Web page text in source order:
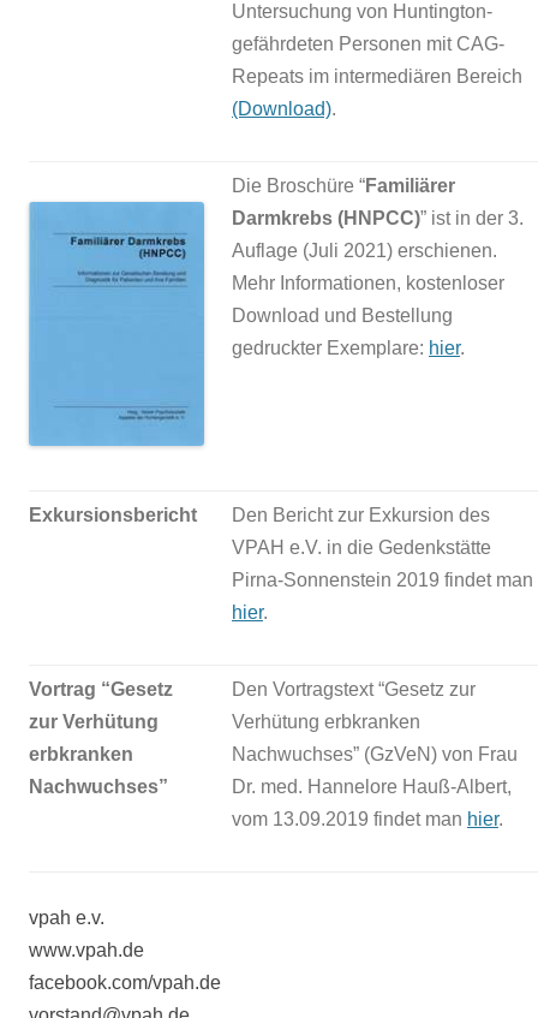
Untersuchung von Huntington-
gefährdeten Personen mit CAG-
Repeats im intermediären Bereich
(Download).
Die Broschüre “Familiärer
Darmkrebs (HNPCC)” ist in der 3.
Auflage (Juli 2021) erschienen.
Mehr Informationen, kostenloser
Download und Bestellung
gedruckter Exemplare: hier.
Exkursionsbericht
Den Bericht zur Exkursion des
VPAH e.V. in die Gedenkstätte
Pirna-Sonnenstein 2019 findet man
hier.
Vortrag “Gesetz
zur Verhütung
erbkranken
Nachwuchses”
Den Vortragstext “Gesetz zur
Verhütung erbkranken
Nachwuchses” (GzVeN) von Frau
Dr. med. Hannelore Hauß-Albert,
vom 13.09.2019 findet man hier.
vpah e.v.
www.vpah.de
facebook.com/vpah.de